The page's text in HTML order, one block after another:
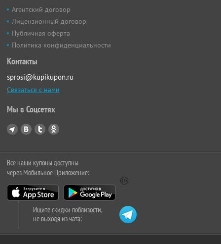
Агентский договор
Лицензионный договор
Публичная оферта
Политика конфиденциальности
Контакты
sprosi@kupikupon.ru
Связаться с нами
Мы в Соцсетях
Все наши купоны доступны
через Мобильное Приложение:
Ищите скидки поблизости,
не выходя из чата: